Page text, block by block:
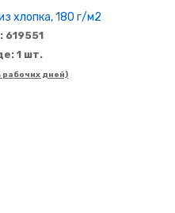
хлопка, 180 г/м2
619551
1 шт.
рабочих дней)